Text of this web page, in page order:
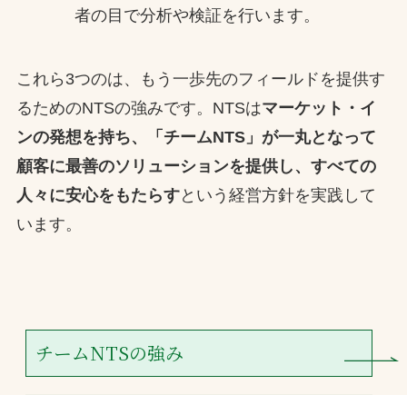
者の目で分析や検証を行います。
これら3つのは、もう一歩先のフィールドを提供す
るためのNTSの強みです。NTSはマーケット・イ
ンの発想を持ち、「チームNTS」が一丸となって
顧客に最善のソリューションを提供し、すべての
人々に安心をもたらすという経営方針を実践して
います。
チームNTSの強み